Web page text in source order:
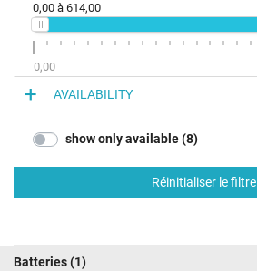
0,00 à 614,00
0,00
AVAILABILITY
show only available (8)
Réinitialiser le filtre
Batteries(1)